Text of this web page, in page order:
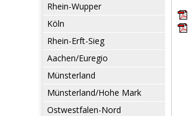
Rhein-Wupper
Köln
Rhein-Erft-Sieg
Aachen/Euregio
Münsterland
Münsterland/Hohe Mark
Ostwestfalen-Nord